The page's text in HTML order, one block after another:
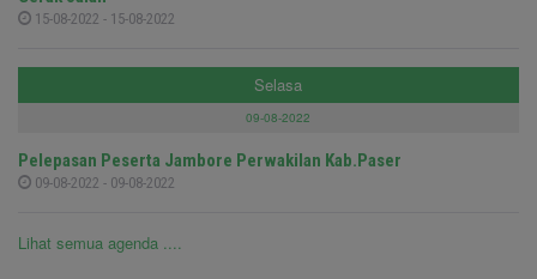
15-08-2022 - 15-08-2022
Selasa
09-08-2022
Pelepasan Peserta Jambore Perwakilan Kab.Paser
09-08-2022 - 09-08-2022
Lihat semua agenda ....